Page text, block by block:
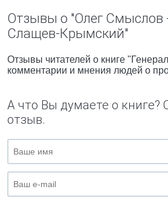
Отзывы о "Олег Смыслов
Слащев-Крымский"
Отзывы читателей о книге
комментарии и мнения людей о
А что Вы думаете о книге?
отзыв.